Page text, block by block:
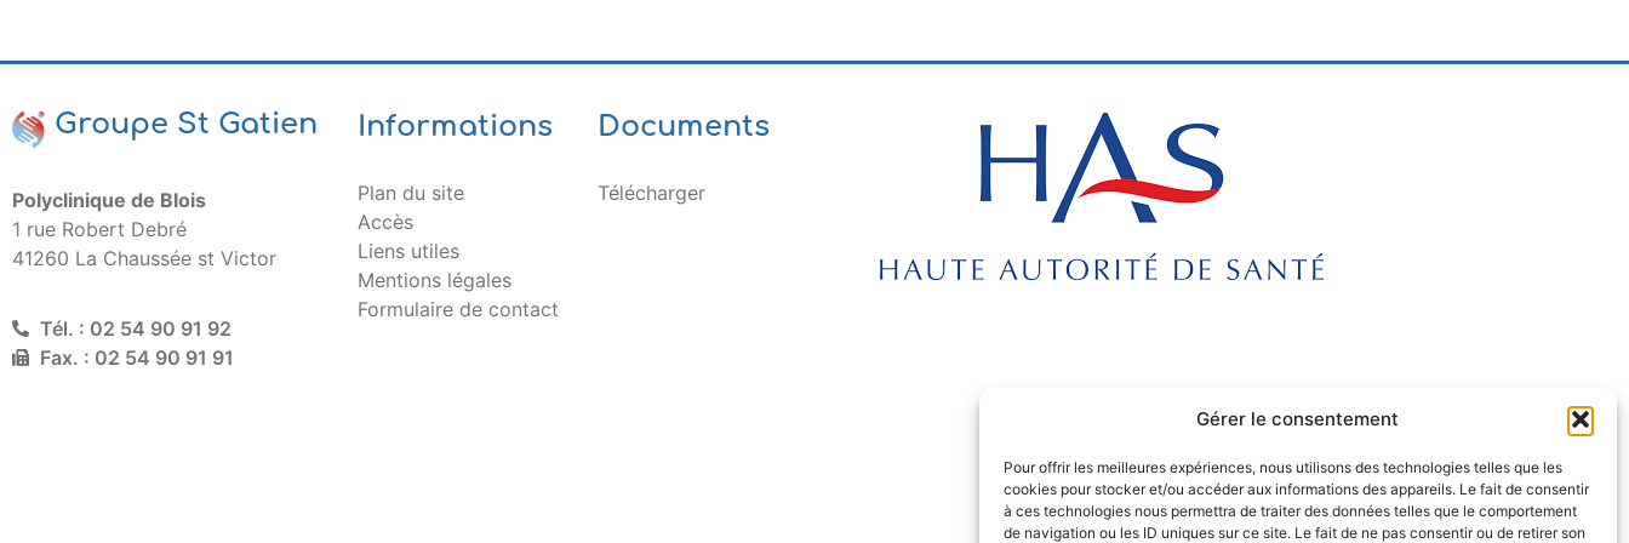
Gérer le consentement
Pour offrir les meilleures expériences, nous utilisons des technologies telles que les
cookies pour stocker et/ou accéder aux informations des appareils. Le fait de consentir
à ces technologies nous permettra de traiter des données telles que le comportement
de navigation ou les ID uniques sur ce site. Le fait de ne pas consentir ou de retirer son
Groupe St Gatien
Polyclinique de Blois
1 rue Robert Debré
41260 La Chaussée st Victor
Tél. : 02 54 90 91 92
Fax. : 02 54 90 91 91
Informations
Plan du site
Accès
Liens utiles
Mentions légales
Formulaire de contact
Documents
Télécharger